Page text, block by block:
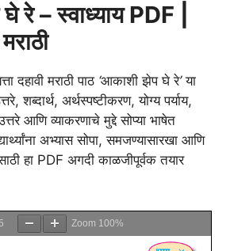
रे – स्वाध्याय PDF |
दहावी मराठी पाठ ‘आकाशी झेप घे रे’या
शब्दार्थ, अर्थस्पष्टीकरण, योग्य पर्याय,
आणि व्याकरणाचे मुद्दे सोप्या भाषेत
अभ्यास सोपा, समजण्यासारखा आणि
हा PDF अगदी काळजीपूर्वक तयार
Zoom 100%